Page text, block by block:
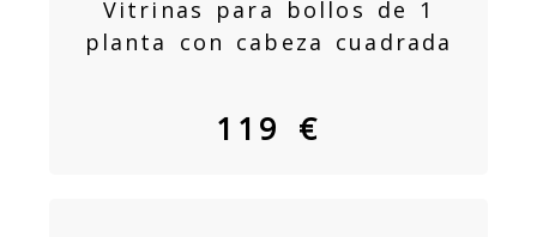
Vitrinas para bollos de 1
planta con cabeza cuadrada
119 €